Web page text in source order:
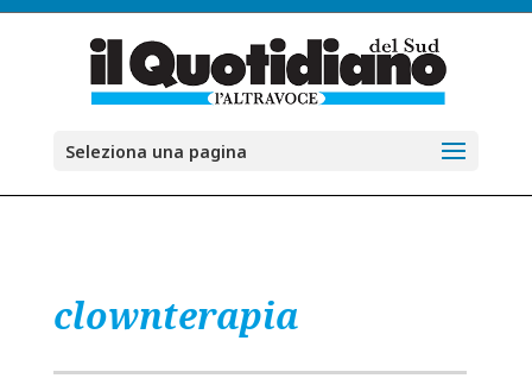
Seleziona una pagina
clownterapia